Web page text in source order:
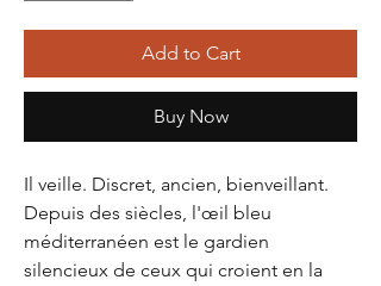
Add to Cart
Buy Now
Il veille. Discret, ancien, bienveillant.
Depuis des siècles, l'œil bleu
méditerranéen est le gardien
silencieux de ceux qui croient en la